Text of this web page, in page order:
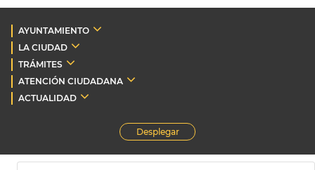
AYUNTAMIENTO
LA CIUDAD
TRÁMITES
ATENCIÓN CIUDADANA
ACTUALIDAD
Desplegar